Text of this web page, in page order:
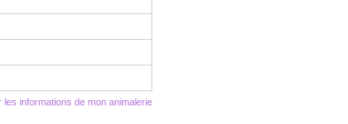
les informations de mon animalerie